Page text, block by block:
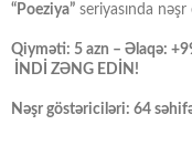
“Poeziya” seriyasında
Qiyməti: 5 azn – Əlaqə:
İNDİ ZƏNG EDİN!
Nəşr göstəriciləri: 64